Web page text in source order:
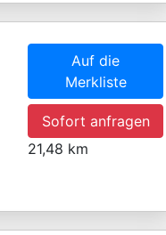
Auf die
Merkliste
Sofort anfragen
21,48 km